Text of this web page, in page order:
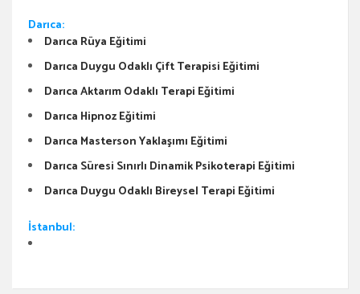
Darıca:
Darıca Rüya Eğitimi
Darıca Duygu Odaklı Çift Terapisi Eğitimi
Darıca Aktarım Odaklı Terapi Eğitimi
Darıca Hipnoz Eğitimi
Darıca Masterson Yaklaşımı Eğitimi
Darıca Süresi Sınırlı Dinamik Psikoterapi Eğitimi
Darıca Duygu Odaklı Bireysel Terapi Eğitimi
İstanbul: